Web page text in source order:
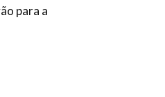
para a